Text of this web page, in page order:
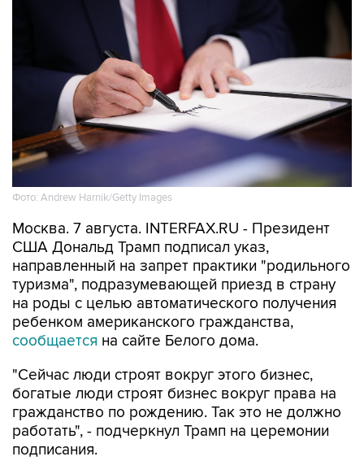
Фото: Andrew Harnik/Getty Images
Москва. 7 августа. INTERFAX.RU - Президент
США Дональд Трамп подписал указ,
направленный на запрет практики "родильного
туризма", подразумевающей приезд в страну
на роды с целью автоматического получения
ребенком американского гражданства,
сообщается на сайте Белого дома.
"Сейчас люди строят вокруг этого бизнес,
богатые люди строят бизнес вокруг права на
гражданство по рождению. Так это не должно
работать", - подчеркнул Трамп на церемонии
подписания.